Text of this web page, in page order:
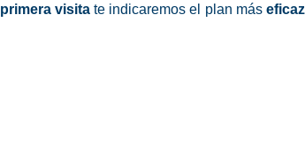
primera visitate indicaremos el plan máseficaz